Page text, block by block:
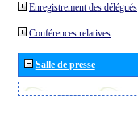
Enregistrement des délégués
Conférences relatives
Salle de presse